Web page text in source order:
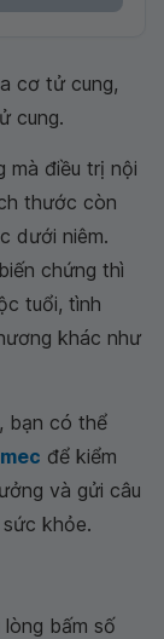
cơ tử cung,
cung.
mà điều trị nội
thước còn
dưới niêm.
chứng thì
tuổi, tình
khác như
, bạn có thể
để kiểm
và gửi câu
khỏe.
bấm số